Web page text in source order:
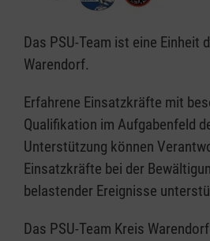
Das PSU-Team ist eine Einheit
Warendorf.
Erfahrene Einsatzkräfte mit
Qualifikation im Aufgabenfeld
Unterstützung können
Einsatzkräfte bei der
belastender Ereignisse
Das PSU-Team Kreis